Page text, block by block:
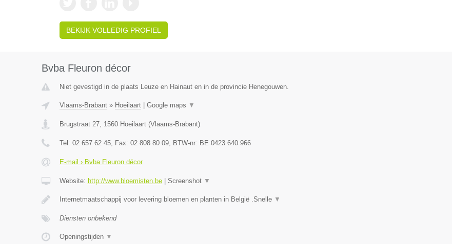
BEKIJK VOLLEDIG PROFIEL
Bvba Fleuron décor
Niet gevestigd in de plaats Leuze en Hainaut en in de provincie Henegouwen.
Vlaams-Brabant» Hoeilaart| Google maps ▼
Brugstraat 27, 1560 Hoeilaart(Vlaams-Brabant)
Tel: 02 657 62 45, Fax: 02 808 80 09, BTW-nr: BE 0423 640 966
E-mail › Bvba Fleuron décor
Website: http://www.bloemisten.be| Screenshot ▼
Internetmaatschappij voor levering bloemen en planten in België .Snelle ▼
Diensten onbekend
Openingstijden ▼